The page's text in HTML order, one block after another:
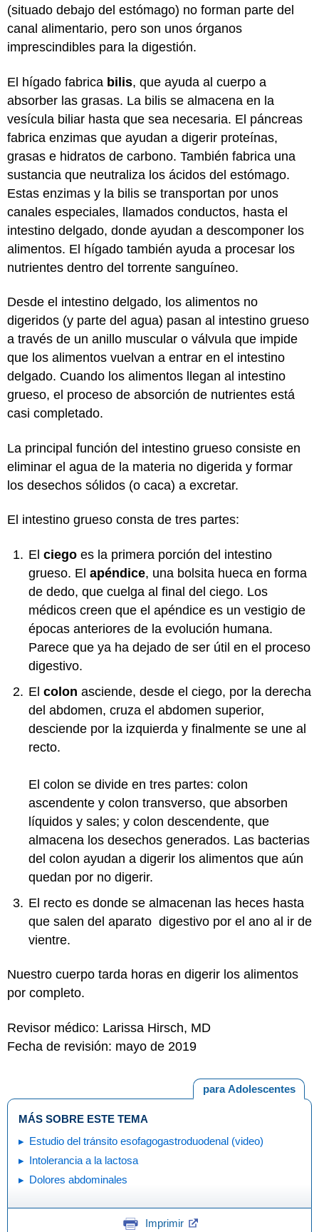
(situado debajo del estómago) no forman parte del
canal alimentario, pero son unos órganos
imprescindibles para la digestión.
El hígado fabrica bilis, que ayuda al cuerpo a
absorber las grasas. La bilis se almacena en la
vesícula biliar hasta que sea necesaria. El páncreas
fabrica enzimas que ayudan a digerir proteínas,
grasas e hidratos de carbono. También fabrica una
sustancia que neutraliza los ácidos del estómago.
Estas enzimas y la bilis se transportan por unos
canales especiales, llamados conductos, hasta el
intestino delgado, donde ayudan a descomponer los
alimentos. El hígado también ayuda a procesar los
nutrientes dentro del torrente sanguíneo.
Desde el intestino delgado, los alimentos no
digeridos (y parte del agua) pasan al intestino grueso
a través de un anillo muscular o válvula que impide
que los alimentos vuelvan a entrar en el intestino
delgado. Cuando los alimentos llegan al intestino
grueso, el proceso de absorción de nutrientes está
casi completado.
La principal función del intestino grueso consiste en
eliminar el agua de la materia no digerida y formar
los desechos sólidos (o caca) a excretar.
El intestino grueso consta de tres partes:
El ciego es la primera porción del intestino
grueso. El apéndice, una bolsita hueca en forma
de dedo, que cuelga al final del ciego. Los
médicos creen que el apéndice es un vestigio de
épocas anteriores de la evolución humana.
Parece que ya ha dejado de ser útil en el proceso
digestivo.
El colon asciende, desde el ciego, por la derecha
del abdomen, cruza el abdomen superior,
desciende por la izquierda y finalmente se une al
recto.
El colon se divide en tres partes: colon
ascendente y colon transverso, que absorben
líquidos y sales; y colon descendente, que
almacena los desechos generados. Las bacterias
del colon ayudan a digerir los alimentos que aún
quedan por no digerir.
El recto es donde se almacenan las heces hasta
que salen del aparato digestivo por el ano al ir de
vientre.
Nuestro cuerpo tarda horas en digerir los alimentos
por completo.
Revisor médico: Larissa Hirsch, MD
Fecha de revisión: mayo de 2019
para Adolescentes
MÁS SOBRE ESTE TEMA
Estudio del tránsito esofagogastroduodenal (video)
Intolerancia a la lactosa
Dolores abdominales
Imprimir